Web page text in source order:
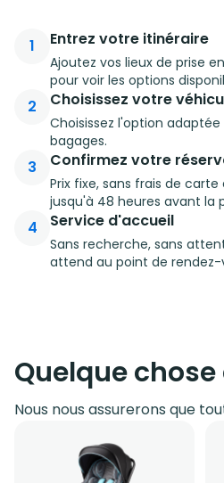
1 Entrez votre itinéraire
Ajoutez vos lieux de prise
pour voir les options
2 Choisissez votre
Choisissez l'option
bagages.
3 Confirmez votre
Prix fixe, sans frais de
jusqu'à 48 heures avant la
4 Service d'accueil
Sans recherche, sans
attend au point de rendez-
Quelque
Nous nous assurerons que